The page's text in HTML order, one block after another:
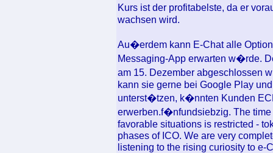
Kurs ist der profitabelste, da er
wachsen wird.
Au�erdem kann E-Chat alle
Messaging-App erwarten w�rde.
am 15. Dezember abgeschlossen
kann sie gerne bei Google Play
unterst�tzen, k�nnten Kunden
erwerben.f�nfundsiebzig. The
favorable situations is restricted -
phases of ICO. We are very
listening to the rising curiosity to e-